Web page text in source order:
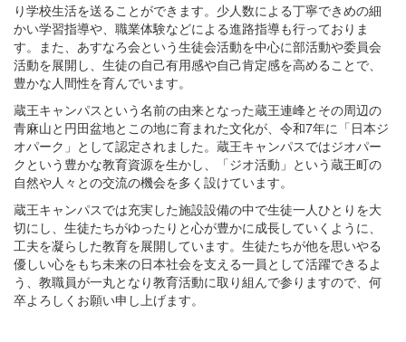
り学校生活を送ることができます。少人数による丁寧できめの細
かい学習指導や、職業体験などによる進路指導も行っておりま
す。また、あすなろ会という生徒会活動を中心に部活動や委員会
活動を展開し、生徒の自己有用感や自己肯定感を高めることで、
豊かな人間性を育んでいます。
蔵王キャンパスという名前の由来となった蔵王連峰とその周辺の
青麻山と円田盆地とこの地に育まれた文化が、令和7年に「日本ジ
オパーク」として認定されました。蔵王キャンパスではジオパー
クという豊かな教育資源を生かし、「ジオ活動」という蔵王町の
自然や人々との交流の機会を多く設けています。
蔵王キャンパスでは充実した施設設備の中で生徒一人ひとりを大
切にし、生徒たちがゆったりと心が豊かに成長していくように、
工夫を凝らした教育を展開しています。生徒たちが他を思いやる
優しい心をもち未来の日本社会を支える一員として活躍できるよ
う、教職員が一丸となり教育活動に取り組んで参りますので、何
卒よろしくお願い申し上げます。